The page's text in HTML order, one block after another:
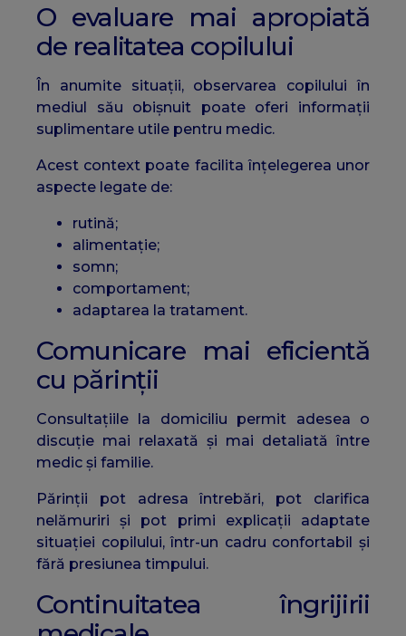
O evaluare mai apropiată
de realitatea copilului
În anumite situații, observarea copilului în
mediul său obișnuit poate oferi informații
suplimentare utile pentru medic.
Acest context poate facilita înțelegerea unor
aspecte legate de:
rutină;
alimentație;
somn;
comportament;
adaptarea la tratament.
Comunicare mai eficientă
cu părinții
Consultațiile la domiciliu permit adesea o
discuție mai relaxată și mai detaliată între
medic și familie.
Părinții pot adresa întrebări, pot clarifica
nelămuriri și pot primi explicații adaptate
situației copilului, într-un cadru confortabil și
fără presiunea timpului.
Continuitatea îngrijirii